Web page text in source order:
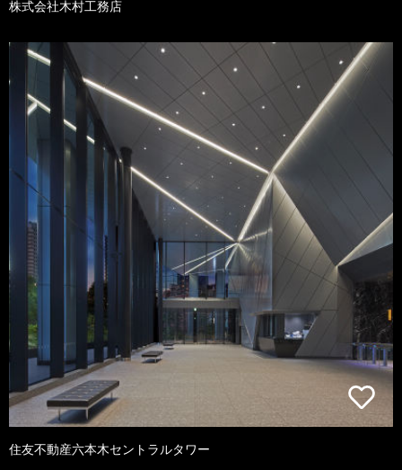
株式会社木村工務店
住友不動産六本木セントラルタワー